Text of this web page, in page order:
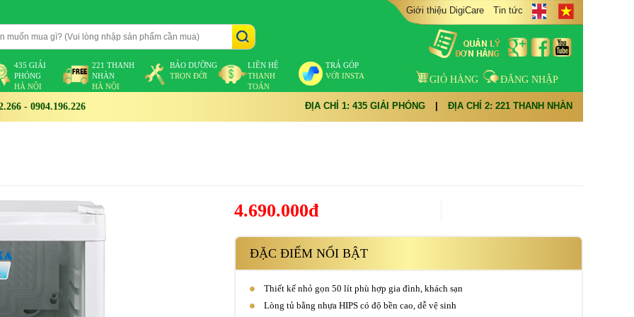
435 GIẢI
PHÓNG
HÀ NỘI
221 THANH
NHÀN
HÀ NỘI
BẢO DƯỠNG
TRỌN ĐỜI
LIÊN HỆ
THANH
TOÁN
TRẢ GÓP
VỚI INSTA
Giới thiệu DigiCare Tin tức
GIỎ HÀNG ĐĂNG NHẬP
- 0904.196.226 ĐỊA CHỈ 1: 435 GIẢI PHÓNG ĐỊA CHỈ 2: 221 THANH NHÀN
4.690.000đ
ĐẶC ĐIỂM NỔI BẬT
Thiết kế nhỏ gọn 50 lít phù hợp gia đình, khách sạn
Lòng tủ bằng nhựa HIPS có độ bền cao, dễ vệ sinh